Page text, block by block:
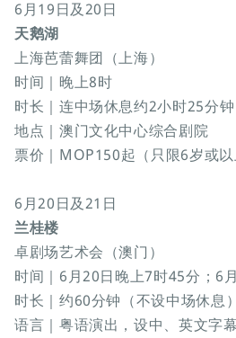
6月19日及20日
天鹅湖
上海芭蕾舞团（上海）
时间｜晚上8时
时长｜连中场休息约2小时25分钟
地点｜澳门文化中心综合剧院
票价｜MOP150起（只限6岁或以
6月20日及21日
兰桂楼
卓剧场艺术会（澳门）
时间｜6月20日晚上7时45分；6
时长｜约60分钟（不设中场休息）
语言｜粤语演出，设中、英文字幕